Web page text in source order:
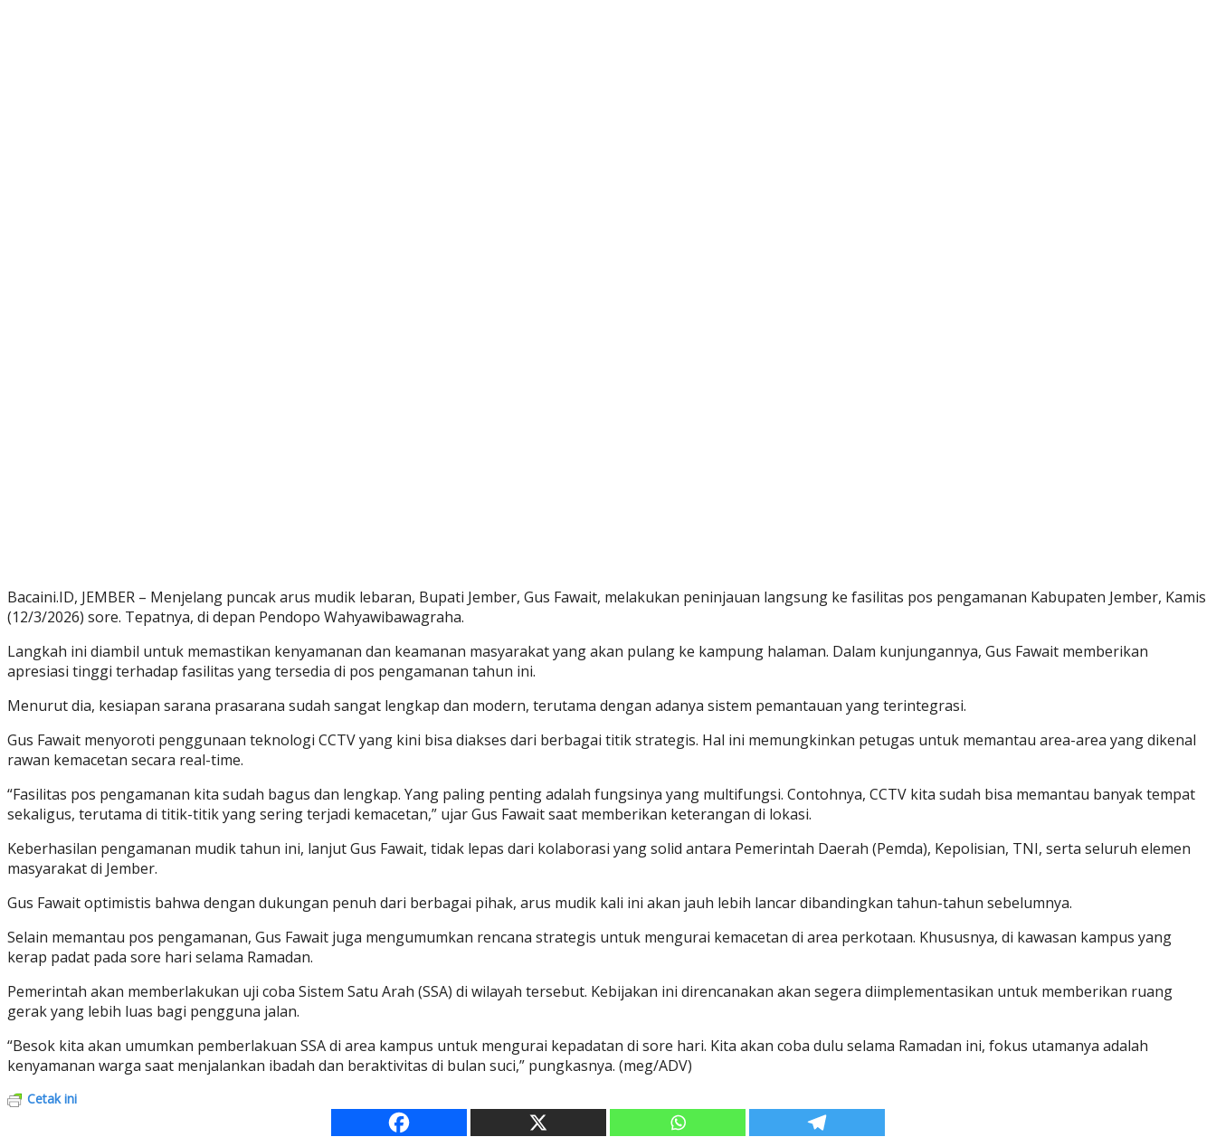
Bacaini.ID, JEMBER – Menjelang puncak arus mudik lebaran, Bupati Jember, Gus Fawait, melakukan peninjauan langsung ke fasilitas pos pengamanan Kabupaten Jember, Kamis
(12/3/2026) sore. Tepatnya, di depan Pendopo Wahyawibawagraha.
Langkah ini diambil untuk memastikan kenyamanan dan keamanan masyarakat yang akan pulang ke kampung halaman. Dalam kunjungannya, Gus Fawait memberikan
apresiasi tinggi terhadap fasilitas yang tersedia di pos pengamanan tahun ini.
Menurut dia, kesiapan sarana prasarana sudah sangat lengkap dan modern, terutama dengan adanya sistem pemantauan yang terintegrasi.
Gus Fawait menyoroti penggunaan teknologi CCTV yang kini bisa diakses dari berbagai titik strategis. Hal ini memungkinkan petugas untuk memantau area-area yang dikenal
rawan kemacetan secara real-time.
“Fasilitas pos pengamanan kita sudah bagus dan lengkap. Yang paling penting adalah fungsinya yang multifungsi. Contohnya, CCTV kita sudah bisa memantau banyak tempat
sekaligus, terutama di titik-titik yang sering terjadi kemacetan,” ujar Gus Fawait saat memberikan keterangan di lokasi.
Keberhasilan pengamanan mudik tahun ini, lanjut Gus Fawait, tidak lepas dari kolaborasi yang solid antara Pemerintah Daerah (Pemda), Kepolisian, TNI, serta seluruh elemen
masyarakat di Jember.
Gus Fawait optimistis bahwa dengan dukungan penuh dari berbagai pihak, arus mudik kali ini akan jauh lebih lancar dibandingkan tahun-tahun sebelumnya.
Selain memantau pos pengamanan, Gus Fawait juga mengumumkan rencana strategis untuk mengurai kemacetan di area perkotaan. Khususnya, di kawasan kampus yang
kerap padat pada sore hari selama Ramadan.
Pemerintah akan memberlakukan uji coba Sistem Satu Arah (SSA) di wilayah tersebut. Kebijakan ini direncanakan akan segera diimplementasikan untuk memberikan ruang
gerak yang lebih luas bagi pengguna jalan.
“Besok kita akan umumkan pemberlakuan SSA di area kampus untuk mengurai kepadatan di sore hari. Kita akan coba dulu selama Ramadan ini, fokus utamanya adalah
kenyamanan warga saat menjalankan ibadah dan beraktivitas di bulan suci,” pungkasnya. (meg/ADV)
Cetak ini